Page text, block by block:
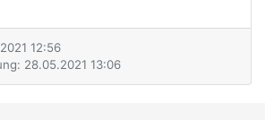
12:56
28.05.2021 13:06